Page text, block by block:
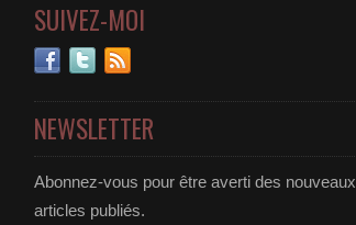
SUIVEZ-MOI
NEWSLETTER
Abonnez-vous pour être averti des nouveaux
articles publiés.